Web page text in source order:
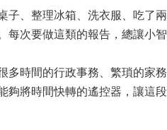
、整理冰箱、洗衣服、吃了
次要做這類的報告，總讓小
時間的行政事務、繁瑣的家
將時間快轉的遙控器，讓這